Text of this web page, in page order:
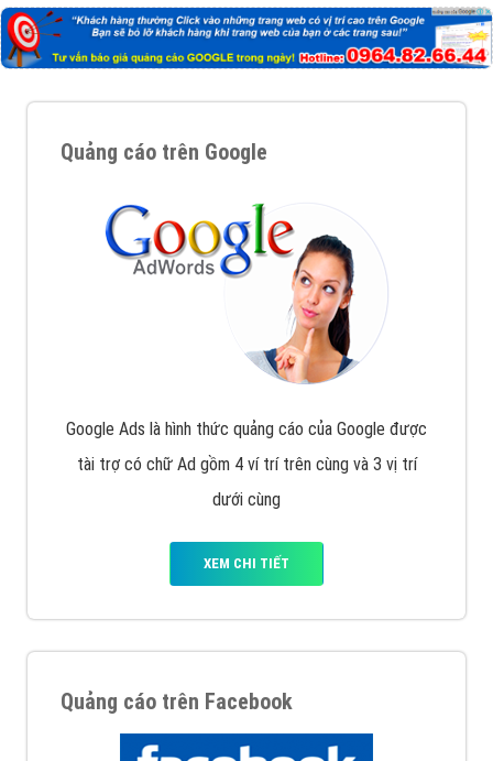
Quảng cáo trên Google
Google Ads là hình thức quảng cáo của Google được
tài trợ có chữ Ad gồm 4 ví trí trên cùng và 3 vị trí
dưới cùng
XEM CHI TIẾT
Quảng cáo trên Facebook